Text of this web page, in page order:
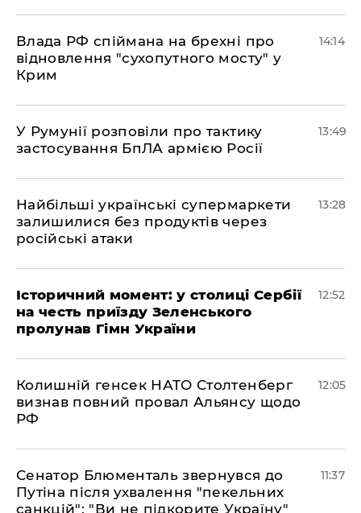
Влада РФ спіймана на брехні про
відновлення "сухопутного мосту" у
Крим
14:14
У Румунії розповіли про тактику
застосування БпЛА армією Росії
13:49
Найбільші українські супермаркети
залишилися без продуктів через
російські атаки
13:28
Історичний момент: у столиці Сербії
на честь приїзду Зеленського
пролунав Гімн України
12:52
Колишній генсек НАТО Столтенберг
визнав повний провал Альянсу щодо
РФ
12:05
Сенатор Блюменталь звернувся до
Путіна після ухвалення "пекельних
санкцій": "Ви не підкорите Україну"
11:37